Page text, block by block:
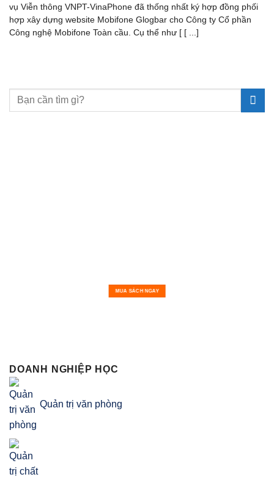
vụ Viễn thông VNPT-VinaPhone đã thống nhất ký hợp đồng phối
hợp xây dựng website Mobifone Glogbar cho Công ty Cổ phần
Công nghệ Mobifone Toàn cầu. Cụ thể như [ [ ...]
MUA SÁCH NGAY
DOANH NGHIỆP HỌC
Quản trị văn phòng